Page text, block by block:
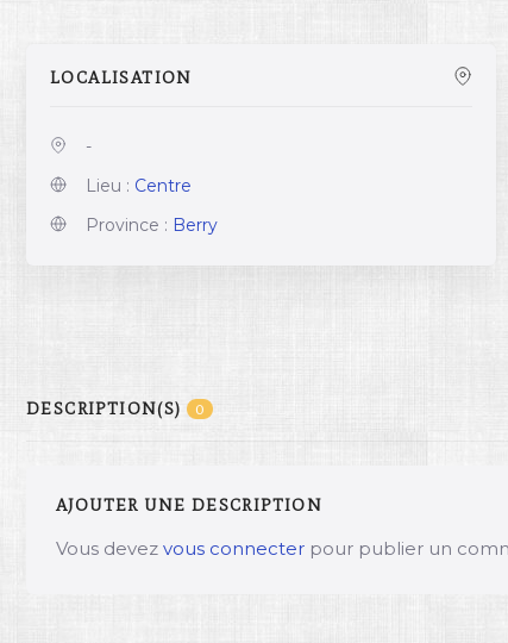
LOCALISATION
-
Lieu : Centre
Province : Berry
DESCRIPTION(S) 0
AJOUTER UNE DESCRIPTION
Vous devez vous connecter pour publier un